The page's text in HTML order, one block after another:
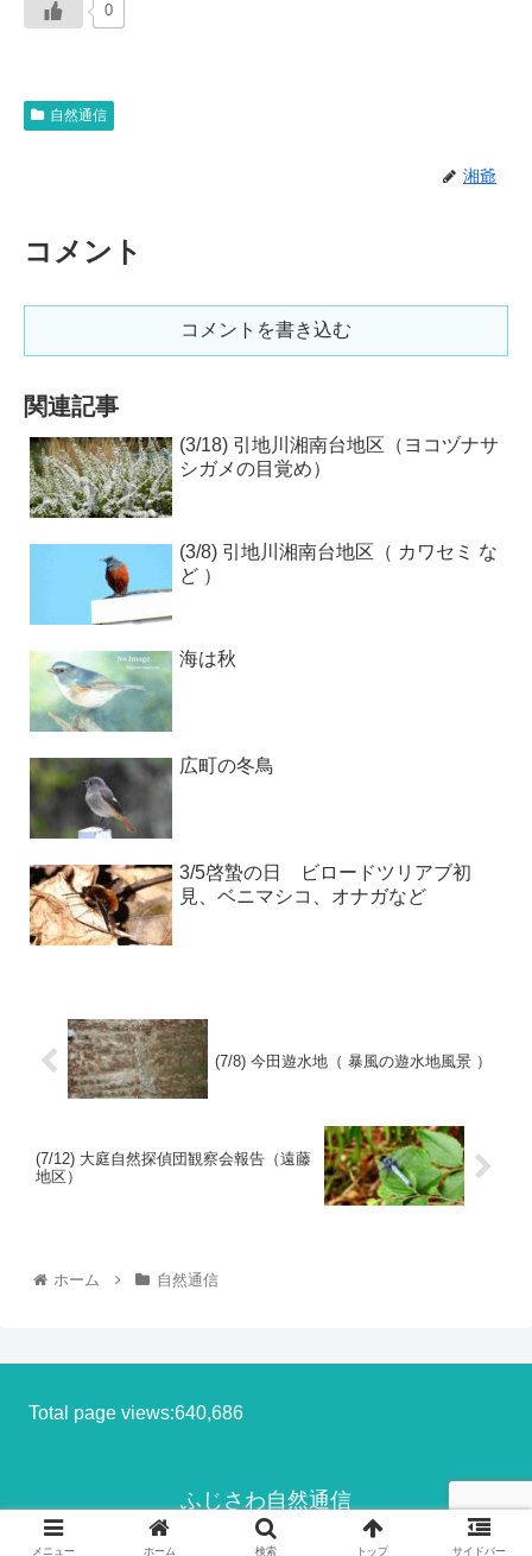
0
自然通信
湘爺
コメント
コメントを書き込む
関連記事
(3/18) 引地川湘南台地区（ヨコヅナサ
シガメの目覚め）
(3/8) 引地川湘南台地区（ カワセミ な
ど ）
海は秋
広町の冬鳥
3/5啓蟄の日 ビロードツリアブ初
見、ベニマシコ、オナガなど
(7/8) 今田遊水地（ 暴風の遊水地風景 ）
(7/12) 大庭自然探偵団観察会報告（遠藤
地区）
ホーム 自然通信
Total page views:640,686
ふじさわ自然通信
© 2013-2026 ふじさわ自然通信.
メニュー ホーム 検索 トップ サイドバー